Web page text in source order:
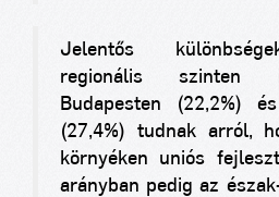
Jelentős
regionális szinten
Budapesten (22,2%)
(27,4%) tudnak arról,
környéken uniós
arányban pedig az